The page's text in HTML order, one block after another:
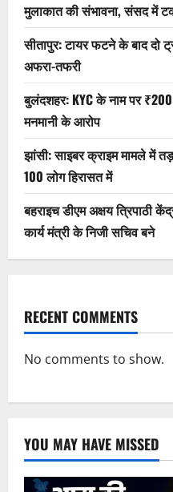
मुलाकात की संभावना, संसद में
सीतापुर: टायर फटने के बाद दो
अफरा-तफरी
बुलंदशहर: KYC के नाम पर
मनमानी के आरोप
झांसी: साइबर क्राइम मामले में
100 लोग हिरासत में
बहराइच डीएम अक्षय त्रिपाठी
कार्य मंत्री के निजी सचिव बने
RECENT COMMENTS
No comments to show.
YOU MAY HAVE MISSED